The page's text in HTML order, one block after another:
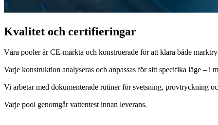
Kvalitet och certifieringar
Våra pooler är CE-märkta och konstruerade för att klara både
Varje konstruktion analyseras och anpassas för sitt specifika läge – i
Vi arbetar med dokumenterade rutiner för svetsning, provtryckning
Varje pool genomgår vattentest innan leverans.